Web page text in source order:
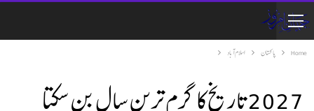
Home پاکستان اسلام آباد
2027تاریخ کا گرم ترین سال بن سکتا